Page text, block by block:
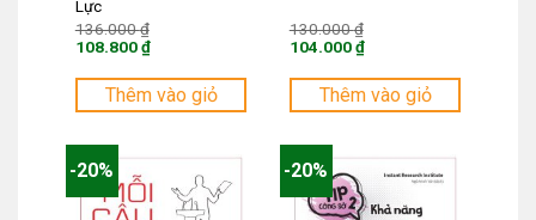
Lực
136.000₫
136.000 ₫.
108.800₫
hiện
là:
Thêm vào giỏ
130.000₫
130.000 ₫.
104.000₫
hiện
là:
Thêm vào giỏ
-20% -20%